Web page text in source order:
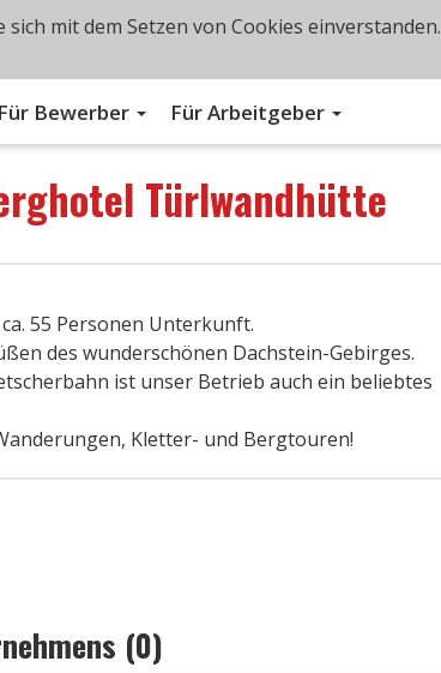
Für Bewerber Für Arbeitgeber
Türlwandhütte
55 Personen Unterkunft.
des wunderschönen Dachstein-Gebirges.
ist unser Betrieb auch ein beliebtes
Kletter- und Bergtouren!
(0)
mit dem Setzen von Cookies einverstanden.